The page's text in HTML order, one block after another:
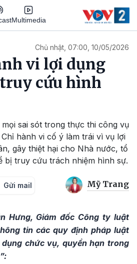
Multimedia
Chủ nhật, 07:00, 10/05/2026
vi lợi dụng
cứu hình
mọi sai sót trong thực thi công vụ
hành vi cố ý làm trái vì vụ lợi
gây thiệt hại cho Nhà nước, tổ
bị truy cứu trách nhiệm hình sự.
Gửi mail Mỹ Trang
Hưng, Giám đốc Công ty luật
tin các quy định pháp luật
chức vụ, quyền hạn trong